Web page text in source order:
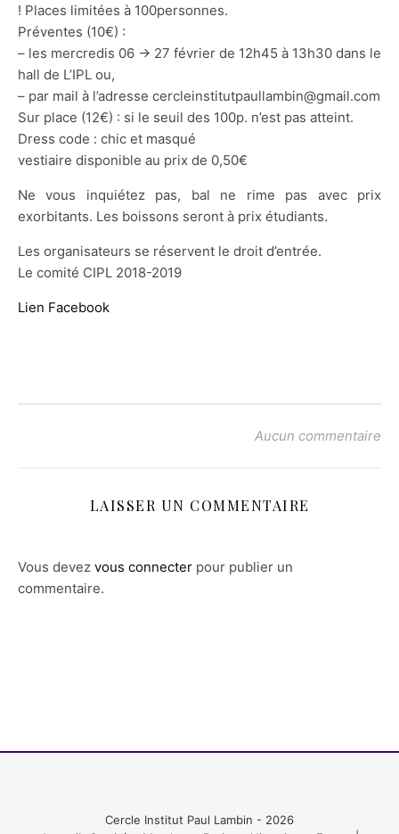
! Places limitées à 100personnes.
Préventes (10€) :
– les mercredis 06 -> 27 février de 12h45 à 13h30 dans le
hall de L’IPL ou,
– par mail à l’adresse cercleinstitutpaullambin@gmail.com
Sur place (12€) : si le seuil des 100p. n’est pas atteint.
Dress code : chic et masqué
vestiaire disponible au prix de 0,50€
Ne vous inquiétez pas, bal ne rime pas avec prix
exorbitants. Les boissons seront à prix étudiants.
Les organisateurs se réservent le droit d’entrée.
Le comité CIPL 2018-2019
Lien Facebook
Aucun commentaire
LAISSER UN COMMENTAIRE
Vous devez vous connecter pour publier un
commentaire.
Cercle Institut Paul Lambin - 2026